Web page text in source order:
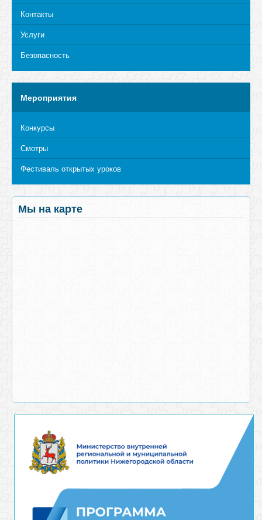
Контакты
Услуги
Безопасность
Мероприятия
Конкурсы
Смотры
Фестиваль открытых уроков
Мы на карте